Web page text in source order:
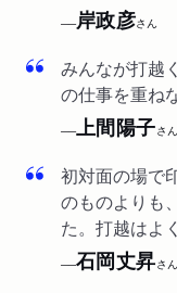
──岸政彦さん
みんなが打越
の仕事を重ね
──上間陽子さん
初対面の場で
のものよりも
た。打越はよ
──石岡丈昇さん